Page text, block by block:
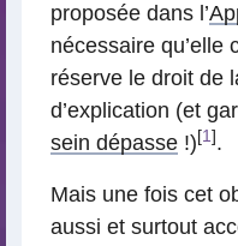
proposée dans l’
nécessaire qu’elle
réserve le droit de
d’explication (et
sein dépasse !) [1] .
Mais une fois cet
aussi et surtout